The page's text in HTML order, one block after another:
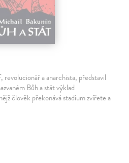
a anarchista, představil
Bůh a stát výklad
člověk překonává stadium zvířete a